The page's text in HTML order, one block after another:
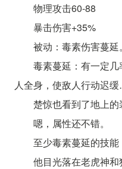
物理攻击60-88
暴击伤害+35%
被动：毒素伤害蔓延。
毒素蔓延：有一定
人全身，使敌人行动迟
楚惊也看到了地上的
嗯，属性还不错。
至少毒素蔓延的技能
他目光落在老虎神和